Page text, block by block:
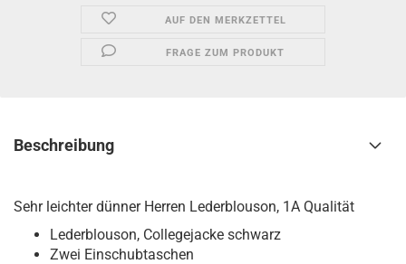
AUF DEN MERKZETTEL
FRAGE ZUM PRODUKT
Beschreibung
Sehr leichter dünner Herren Lederblouson, 1A Qualität
Lederblouson, Collegejacke schwarz
Zwei Einschubtaschen